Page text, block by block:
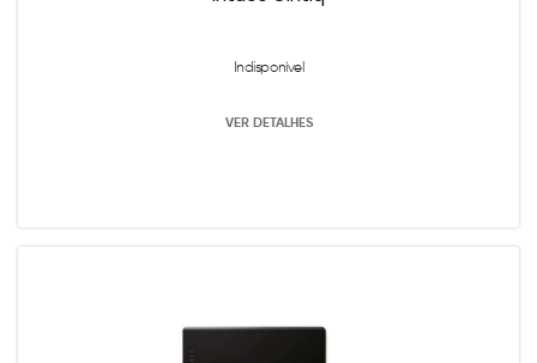
Indisponível
VER DETALHES